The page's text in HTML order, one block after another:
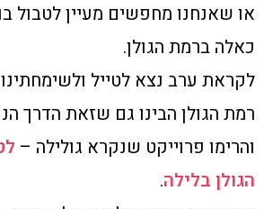
או שאנחנו מחפשים מעיין לטבול
כאלה ברמת הגולן.
לקראת ערב נצא לטייל ולשימחתינו
רמת הגולן הבינו גם שזאת הדרך
והרימו פרוייקט שנקרא גולילה –
הגולן בלילה.